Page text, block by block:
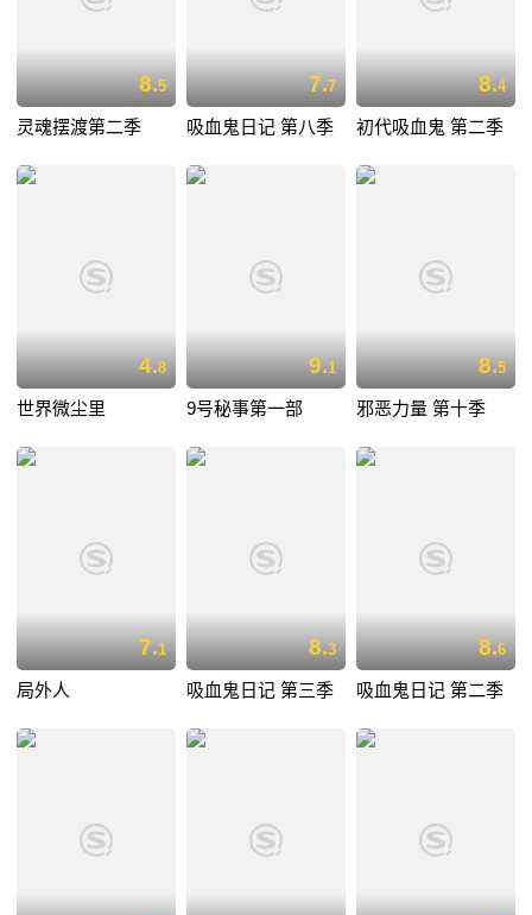
8.5
灵魂摆渡第二季
7.7
吸血鬼日记 第八季
8.4
初代吸血鬼 第二季
4.8
世界微尘里
9.1
9号秘事第一部
8.5
邪恶力量 第十季
7.1
局外人
8.3
吸血鬼日记 第三季
8.6
吸血鬼日记 第二季